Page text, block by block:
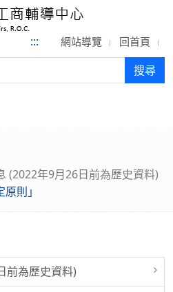
::: 網站導覽 回首頁
搜尋
(2022年9月26日前為歷史資料)
則」
前為歷史資料)